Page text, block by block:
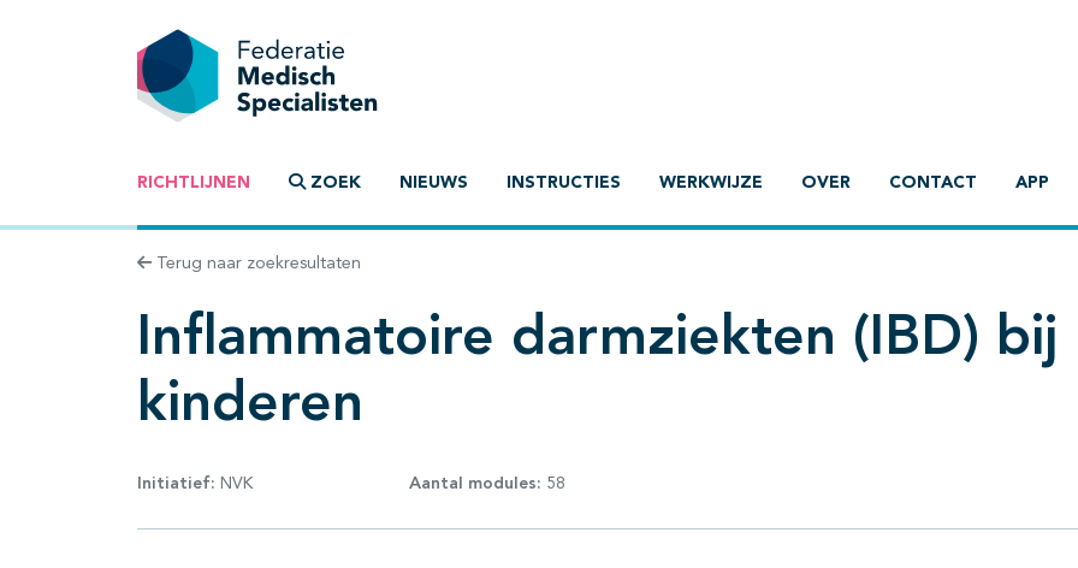
RICHTLIJNEN ZOEK NIEUWS INSTRUCTIES WERKWIJZE OVER CONTACT APP
Terug naar zoekresultaten
Inflammatoire darmziekten (IBD) bij
kinderen
Initiatief: NVK Aantal modules: 58